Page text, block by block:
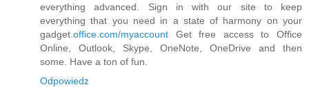
everything advanced. Sign in with our site to keep
everything that you need in a state of harmony on your
gadget. office.com/myaccount Get free access to Office
Online, Outlook, Skype, OneNote, OneDrive and then
some. Have a ton of fun.
Odpowiedz